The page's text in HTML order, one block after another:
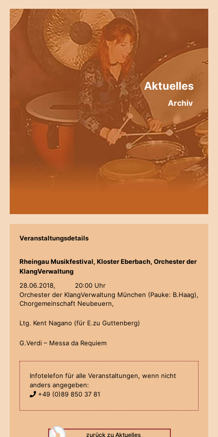
Aktuelles
Archiv
Veranstaltungsdetails
Rheingau Musikfestival, Kloster Eberbach, Orchester der
KlangVerwaltung
28.06.2018,
20:00 Uhr
Orchester der KlangVerwaltung München (Pauke: B.Haag),
Chorgemeinschaft Neubeuern,
Ltg. Kent Nagano (für E.zu Guttenberg)
G.Verdi – Messa da Requiem
Infotelefon für alle Veranstaltungen, wenn nicht
anders angegeben:
+49 (0)89 850 37 81
zurück zu Aktuelles